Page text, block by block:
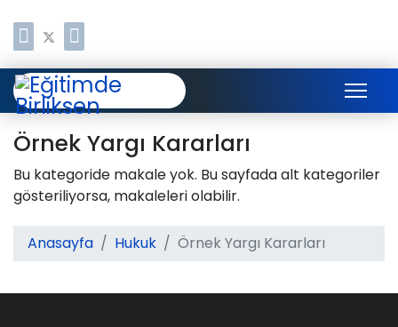
Örnek Yargı Kararları
Bu kategoride makale yok. Bu sayfada alt kategoriler
gösteriliyorsa, makaleleri olabilir.
Anasayfa Hukuk Örnek Yargı Kararları